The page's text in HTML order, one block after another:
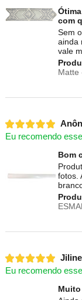
com
Sem
ainda
vale
Matte
Eu recomendo
Bom
fotos.
Eu recomendo